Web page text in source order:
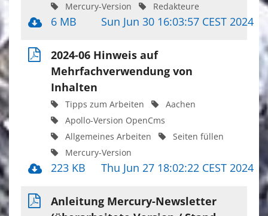
Mercury-Version
Redakteure
6 MB Sun Jun 30 16:03:57 CEST 2024
2024-06 Hinweis auf
Mehrfachverwendung von
Inhalten
Tipps zum Arbeiten
Aachen
Apollo-Version OpenCms
Allgemeines Arbeiten
Seiten füllen
Mercury-Version
223 KB Thu Jun 27 18:02:22 CEST 2024
Anleitung Mercury-Newsletter